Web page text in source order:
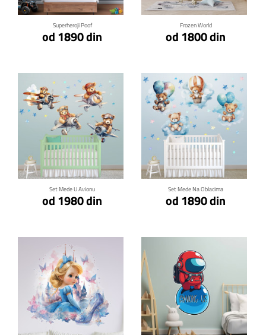
Superheroji Poof
od 1890 din
Frozen World
od 1800 din
Set Mede U Avionu
od 1980 din
Klikni za detalje
Set Mede Na Oblacima
od 1890 din
Klikni za detalje
Klikni za detalje Klikni za detalje